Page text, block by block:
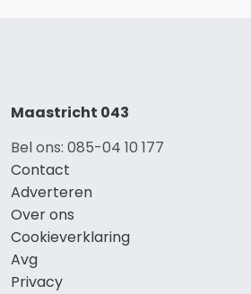
Maastricht 043
Bel ons: 085-04 10 177
Contact
Adverteren
Over ons
Cookieverklaring
Avg
Privacy